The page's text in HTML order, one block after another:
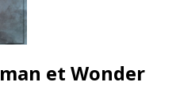
et Wonder